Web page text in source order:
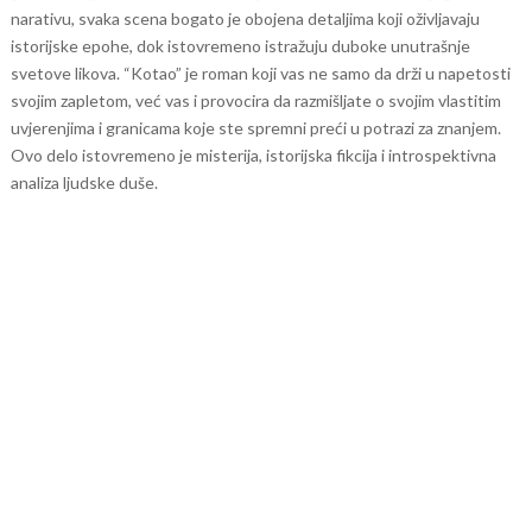
narativu, svaka scena bogato je obojena detaljima koji oživljavaju
istorijske epohe, dok istovremeno istražuju duboke unutrašnje
svetove likova. “Kotao” je roman koji vas ne samo da drži u napetosti
svojim zapletom, već vas i provocira da razmišljate o svojim vlastitim
uvjerenjima i granicama koje ste spremni preći u potrazi za znanjem.
Ovo delo istovremeno je misterija, istorijska fikcija i introspektivna
analiza ljudske duše.